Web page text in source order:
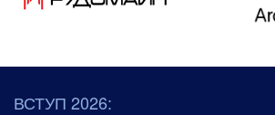
ВСТУП 2026: